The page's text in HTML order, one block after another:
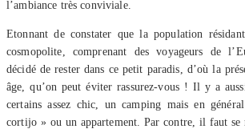
l’ambiance très conviviale.
Etonnant de constater que la population
cosmopolite, comprenant des voyageurs de
décidé de rester dans ce petit paradis, d’où la
âge, qu’on peut éviter rassurez-vous ! Il y a
certains assez chic, un camping mais en
cortijo » ou un appartement. Par contre, il faut se